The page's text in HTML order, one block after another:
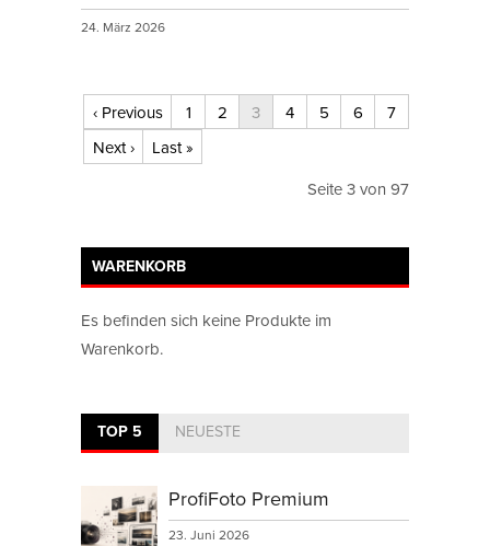
24. März 2026
‹ Previous 1 2 3 4 5 6
7
Next ›
Last »
Seite 3 von 97
WARENKORB
Es befinden sich keine Produkte im
Warenkorb.
TOP 5 NEUESTE
ProfiFoto Premium
23. Juni 2026